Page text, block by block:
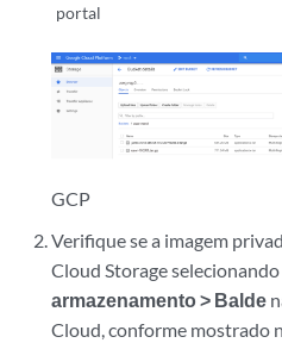
portal
GCP
Verifique se a imagem
Cloud Storage
armazenamento > Balde
Cloud, conforme mostrado